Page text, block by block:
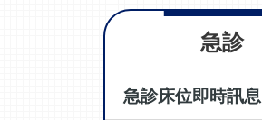
急診
急診床位即時訊息